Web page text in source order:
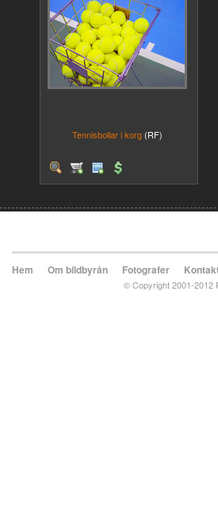
Tennisbollar i korg (RF)
Hem Om bildbyrån Fotografer
© Copyright 2001-2012